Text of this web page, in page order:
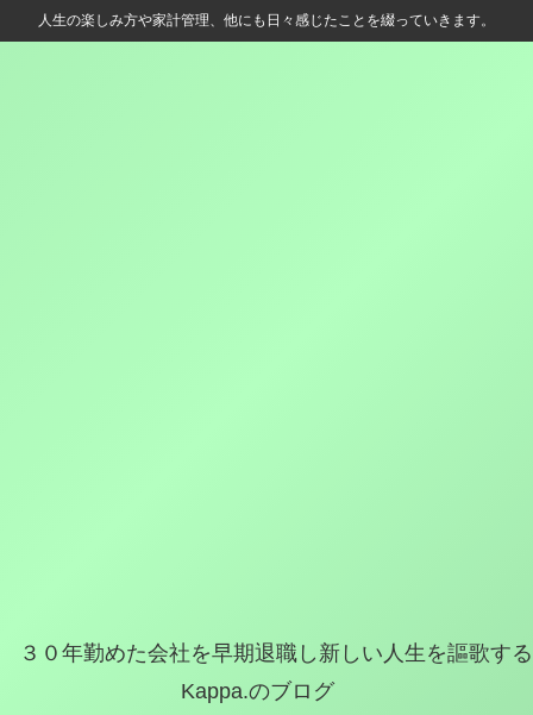
人生の楽しみ方や家計管理、他にも日々感じたことを綴っていきます。
３０年勤めた会社を早期退職し新しい人生を謳歌する
Kappa.のブログ